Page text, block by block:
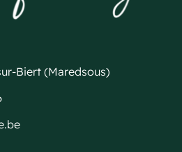
Biert (Maredsous)